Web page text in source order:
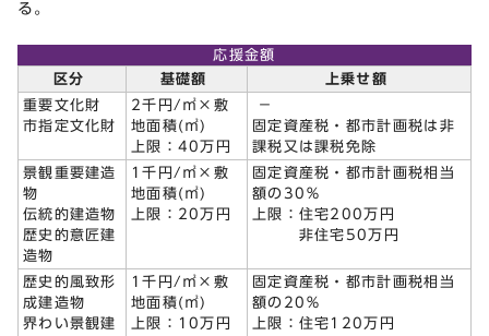
る。
応援金額
区分
基礎額
上乗せ額
重要文化財
市指定文化財
2千円/㎡×敷
地面積(㎡)
上限：40万円
－
固定資産税・都市計画税は非
課税又は課税免除
景観重要建造
物
伝統的建造物
歴史的意匠建
造物
1千円/㎡×敷
地面積(㎡)
上限：20万円
固定資産税・都市計画税相当
額の30％
上限：住宅200万円
非住宅50万円
歴史的風致形
成建造物
界わい景観建
1千円/㎡×敷
地面積(㎡)
上限：10万円
固定資産税・都市計画税相当
額の20％
上限：住宅120万円